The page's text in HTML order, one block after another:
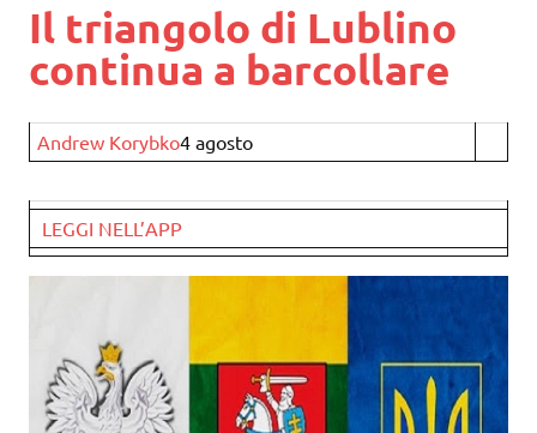
Il triangolo di Lublino
continua a barcollare
Andrew Korybko4 agosto
LEGGI NELL’APP